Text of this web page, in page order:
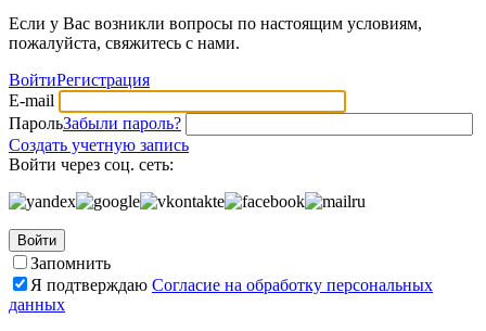
Если у Вас возникли вопросы по настоящим условиям,
пожалуйста, свяжитесь с нами.
ВойтиРегистрация
E-mail
ПарольЗабыли пароль?
Создать учетную запись
Войти через соц. сеть:
Войти
Запомнить
Я подтверждаю Согласие на обработку персональных
данных